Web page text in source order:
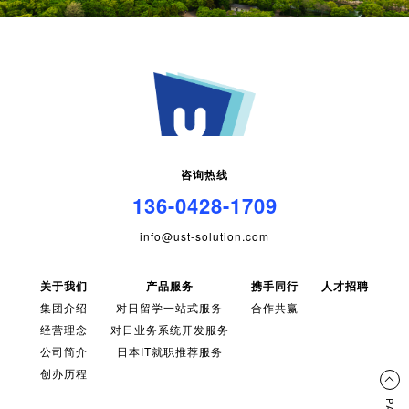
咨询热线
136-0428-1709
info@ust-solution.com
关于我们
集团介绍
经营理念
公司简介
创办历程
产品服务
对日留学一站式服务
对日业务系统开发服务
日本IT就职推荐服务
携手同行
合作共赢
人才招聘